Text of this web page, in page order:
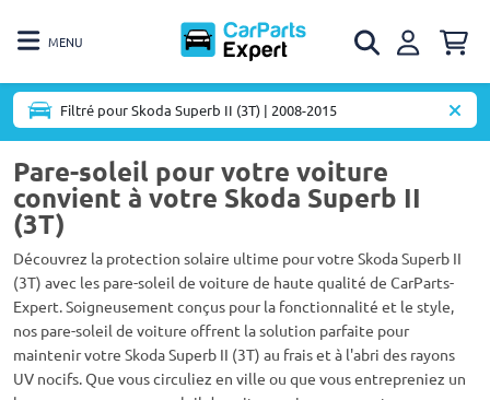
MENU
Filtré pour Skoda Superb II (3T) | 2008-2015
Pare-soleil pour votre voiture
convient à votre Skoda Superb II
(3T)
Découvrez la protection solaire ultime pour votre Skoda Superb II
(3T) avec les pare-soleil de voiture de haute qualité de CarParts-
Expert. Soigneusement conçus pour la fonctionnalité et le style,
nos pare-soleil de voiture offrent la solution parfaite pour
maintenir votre Skoda Superb II (3T) au frais et à l'abri des rayons
UV nocifs. Que vous circuliez en ville ou que vous entrepreniez un